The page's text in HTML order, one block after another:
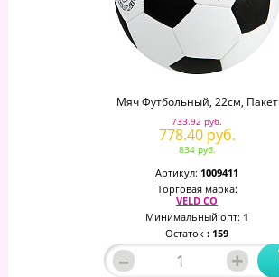
Мяч Футбольный, 22см, Пакет
733.92 руб.
778.40 руб.
834 руб.
Артикул: 1009411
Торговая марка:
VELD CO
Минимальный опт: 1
Остаток : 159
– +